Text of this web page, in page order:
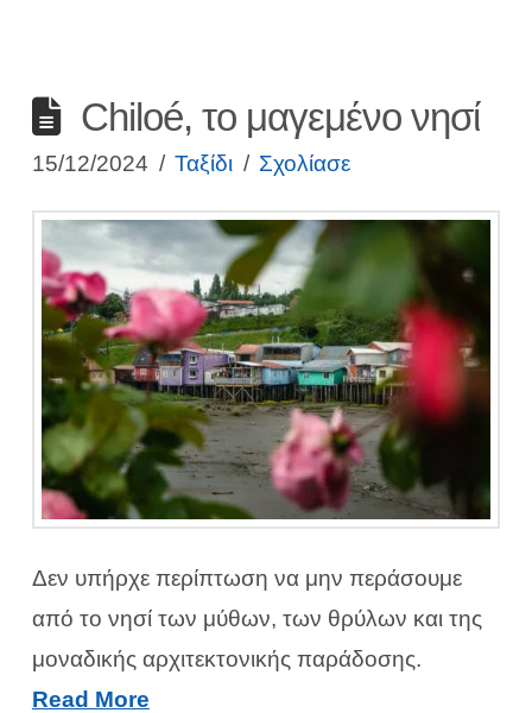
Chiloé, το μαγεμένο νησί
15/12/2024 Ταξίδι Σχολίασε
Δεν υπήρχε περίπτωση να μην περάσουμε
από το νησί των μύθων, των θρύλων και της
μοναδικής αρχιτεκτονικής παράδοσης.
Read More